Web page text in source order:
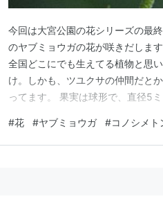
今回は大宮公園の花シリーズの最
のヤブミョウガの花が咲きだしま
全国どこにでも生えてる植物と思
け。しかも、ツユクサの仲間だと
ってます。 果実は球形で、直径5
模様具合から、コノシメトンボと
ング参加中写真・カメラランキン
#花 #ヤブミョウガ #コノシメト